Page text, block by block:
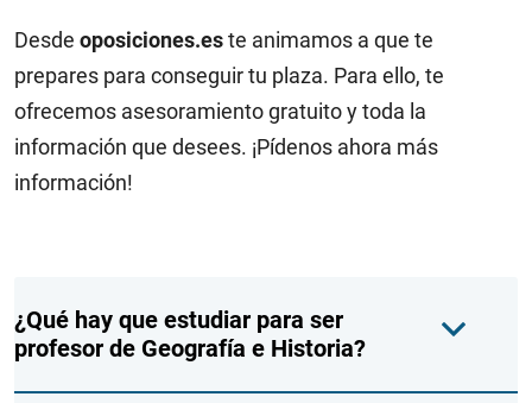
Desde oposiciones.este animamos a que te
prepares para conseguir tu plaza. Para ello, te
ofrecemos asesoramiento gratuito y toda la
información que desees. ¡Pídenos ahora más
información!
¿Qué hay que estudiar para ser
profesor de Geografía e Historia?